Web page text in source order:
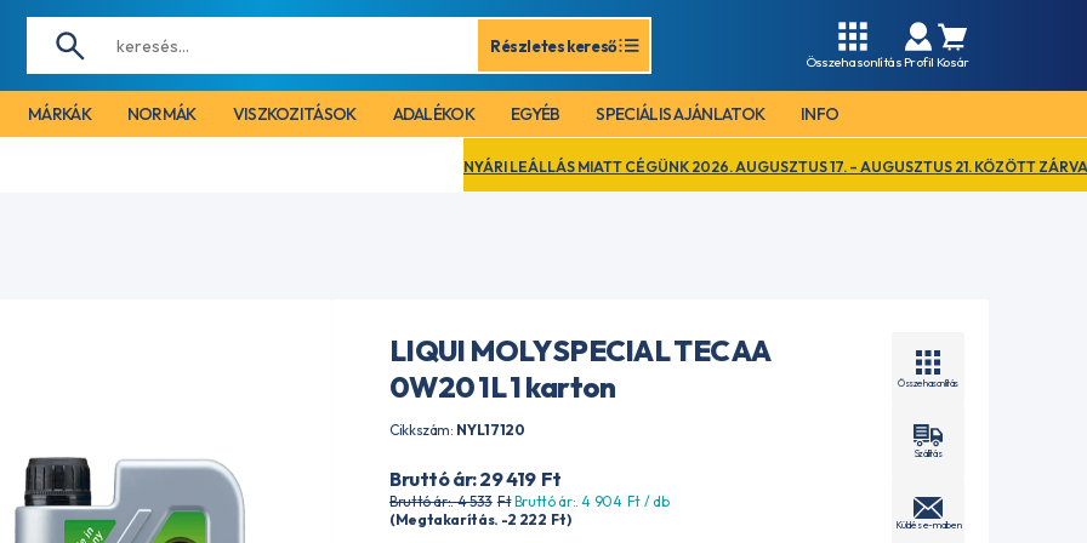
Részletes kereső
Összehasonlítás Profil Kosár
MÁRKÁK NORMÁK VISZKOZITÁSOK ADALÉKOK EGYÉB SPECIÁLIS AJÁNLATOK INFO
NYÁRI LEÁLLÁS MIATT CÉGÜNK 2026. AUGUSZTUS 17. – AUGUSZTUS 21. KÖZÖTT ZÁRVA TART. EZ IDŐ
LIQUI MOLY SPECIAL TEC AA
0W20 1L 1 karton
Cikkszám: NYL17120
Bruttó ár: 29 419 Ft
Bruttó ár:. 4 533 FtBruttó ár:. 4 904 Ft/ db
(Megtakarítás. -2 222 Ft)
Összehasonlítás
Szállítás
Küldés e-mailben